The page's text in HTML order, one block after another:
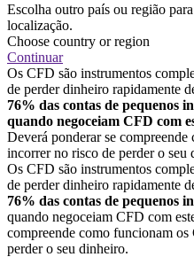
Escolha outro país ou região
localização.
Choose country or region
Continuar
Os CFD são instrumentos
de perder dinheiro rapidamente
76% das contas de pequenos
quando negoceiam CFD com
Deverá ponderar se
incorrer no risco de perder o seu
Os CFD são instrumentos
de perder dinheiro rapidamente
76% das contas de pequenos
quando negoceiam CFD com
compreende como funcionam
perder o seu dinheiro.